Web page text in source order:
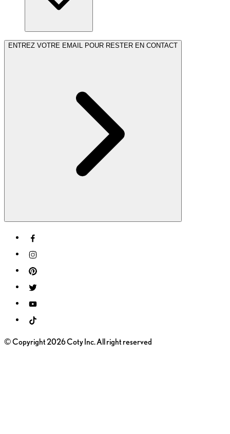
ENTREZ VOTRE EMAIL POUR RESTER EN CONTACT
© Copyright 2026 Coty Inc. All right reserved